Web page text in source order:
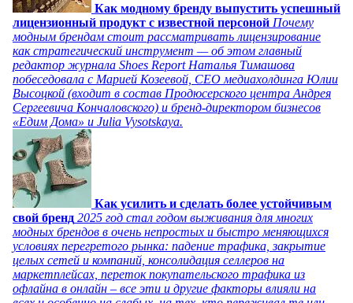
Как модному бренду выпустить успешный
лицензионный продукт с известной персоной Почему
модным брендам стоит рассматривать лицензирование
как стратегический инструмент — об этом главный
редактор журнала Shoes Report Наталья Тимашова
побеседовала с Марией Козеевой, СЕО медиахолдинга Юлии
Высоцкой (входит в состав Продюсерского центра Андрея
Сергеевича Кончаловского) и бренд-директором бизнесов
«Едим Дома» и Julia Vysotskaya.
Как усилить и сделать более устойчивым
свой бренд 2025 год стал годом выживания для многих
модных брендов в очень непростых и быстро меняющихся
условиях перегретого рынка: падение трафика, закрытие
целых сетей и компаний, консолидация селлеров на
маркетплейсах, переток покупательского трафика из
офлайна в онлайн – все эти и другие факторы влияли на